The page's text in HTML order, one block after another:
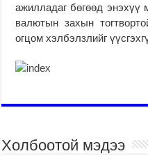
ажилладаг бөгөөд энэхүү
валютын захын
огцом хэлбэлзлийг
Холбоотой мэдээ